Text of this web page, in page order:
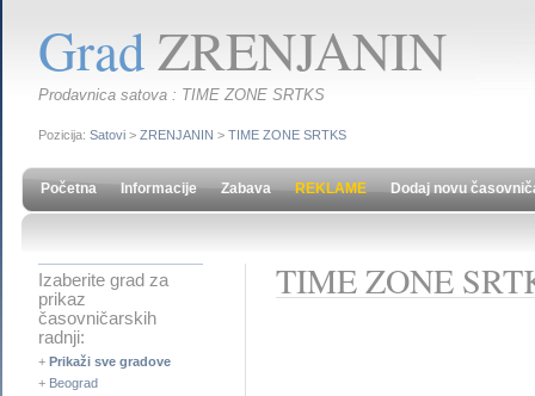
GradZRENJANIN
Prodavnica satova : TIME ZONE SRTKS
Pozicija: Satovi > ZRENJANIN > TIME ZONE SRTKS
Početna Informacije Zabava REKLAME Dodaj novu
Izaberite grad za
prikaz
časovničarskih
radnji:
+ Prikaži sve gradove
+ Beograd
TIME ZONE